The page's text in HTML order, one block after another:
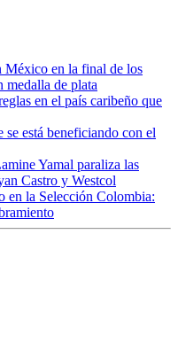
México en la final de los
medalla de plata
en el país caribeño que
está beneficiando con el
Yamal paraliza las
Castro y Westcol
en la Selección Colombia: